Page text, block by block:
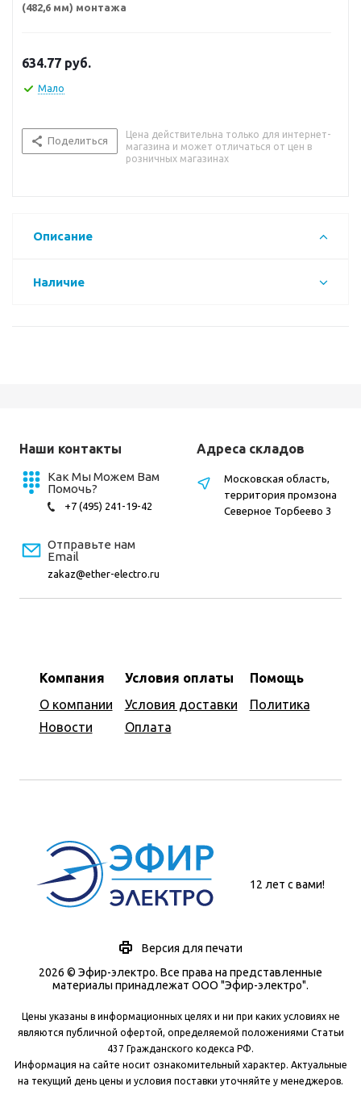
(482,6 мм) монтажа
634.77 руб.
Мало
Поделиться
Цена действительна только для интернет-
магазина и может отличаться от цен в
розничных магазинах
Описание
Наличие
Наши контакты
Как Мы Можем Вам
Помочь?
+7 (495) 241-19-42
Отправьте нам
Email
zakaz@ether-electro.ru
Компания
О компании
Новости
Условия оплаты
Условия доставки
Оплата
Помощь
Политика
Адреса складов
Московская область,
территория промзона
Северное Торбеево 3
12 лет с вами!
Версия для печати
2026 © Эфир-электро. Все права на представленные
материалы принадлежат ООО "Эфир-электро".
Цены указаны в информационных целях и ни при каких условиях не
являются публичной офертой, определяемой положениями Статьи
437 Гражданского кодекса РФ.
Информация на сайте носит ознакомительный характер. Актуальные
на текущий день цены и условия поставки уточняйте у менеджеров.